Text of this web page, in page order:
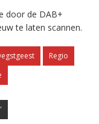
door de DAB+
te laten scannen.
Regio